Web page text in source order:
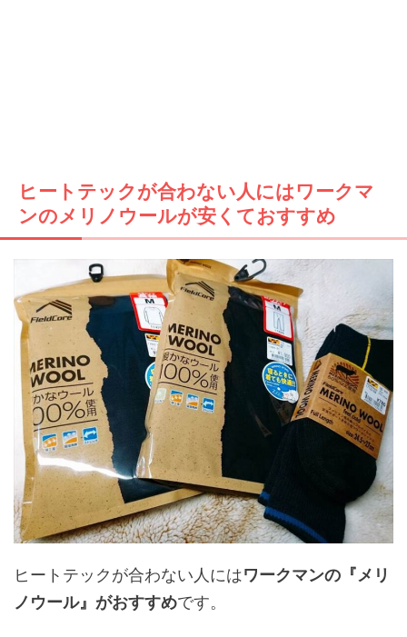
ヒートテックが合わない人にはワークマ
ンのメリノウールが安くておすすめ
ヒートテックが合わない人にはワークマンの『メリ
ノウール』がおすすめです。